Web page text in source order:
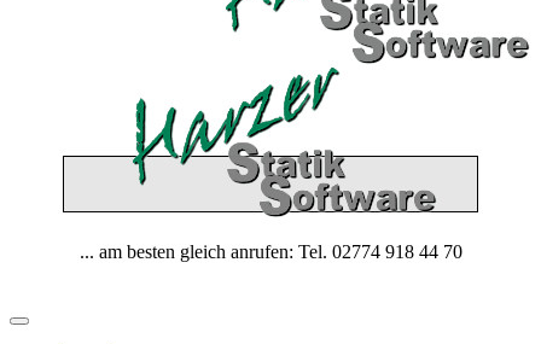
... am besten gleich anrufen: Tel. 02774 918 44 70